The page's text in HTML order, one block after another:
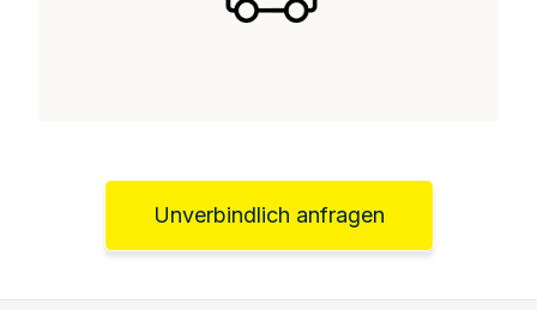
Unverbindlich anfragen